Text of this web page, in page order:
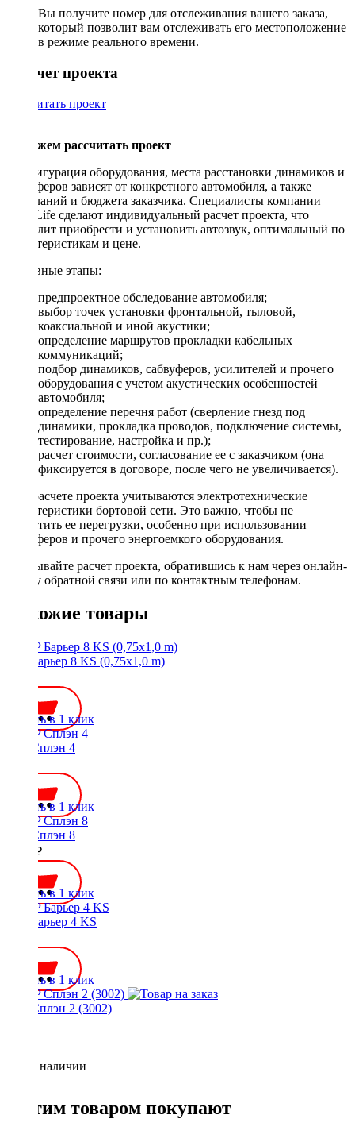
Вы получите номер для отслеживания вашего заказа,
который позволит вам отслеживать его местоположение
в режиме реального времени.
Рассчет проекта
Рассчитать проект
Поможем рассчитать проект
Конфигурация оборудования, места расстановки динамиков и
сабвуферов зависят от конкретного автомобиля, а также
пожеланий и бюджета заказчика. Специалисты компании
DriveLife сделают индивидуальный расчет проекта, что
позволит приобрести и установить автозвук, оптимальный по
характеристикам и цене.
Основные этапы:
предпроектное обследование автомобиля;
выбор точек установки фронтальной, тыловой,
коаксиальной и иной акустики;
определение маршрутов прокладки кабельных
коммуникаций;
подбор динамиков, сабвуферов, усилителей и прочего
оборудования с учетом акустических особенностей
автомобиля;
определение перечня работ (сверление гнезд под
динамики, прокладка проводов, подключение системы,
тестирование, настройка и пр.);
расчет стоимости, согласование ее с заказчиком (она
фиксируется в договоре, после чего не увеличивается).
При расчете проекта учитываются электротехнические
характеристики бортовой сети. Это важно, чтобы не
допустить ее перегрузки, особенно при использовании
сабвуферов и прочего энергоемкого оборудования.
Заказывайте расчет проекта, обратившись к нам через онлайн-
форму обратной связи или по контактным телефонам.
Похожие товары
STP Барьер 8 KS (0,75x1,0 m)
Купить в 1 клик
STP Сплэн 4
Купить в 1 клик
STP Сплэн 8
1000 ₽
Купить в 1 клик
STP Барьер 4 KS
Купить в 1 клик
STP Сплэн 2 (3002)
Нет в наличии
С этим товаром покупают